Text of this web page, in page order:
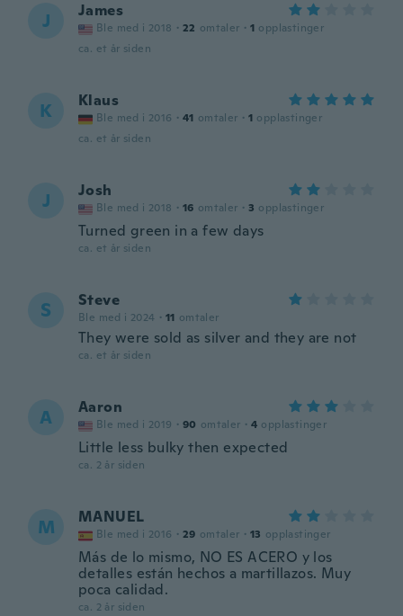
J James
Ble med i 2018 · 22 omtaler · 1 opplastinger
ca. et år siden
K Klaus
Ble med i 2016 · 41 omtaler · 1 opplastinger
ca. et år siden
J Josh
Ble med i 2018 · 16 omtaler · 3 opplastinger
Turned green in a few days
ca. et år siden
S Steve
Ble med i 2024 · 11 omtaler
They were sold as silver and they are not
ca. et år siden
A Aaron
Ble med i 2019 · 90 omtaler · 4 opplastinger
Little less bulky then expected
ca. 2 år siden
M MANUEL
Ble med i 2016 · 29 omtaler · 13 opplastinger
Más de lo mismo, NO ES ACERO y los
detalles están hechos a martillazos. Muy
poca calidad.
ca. 2 år siden